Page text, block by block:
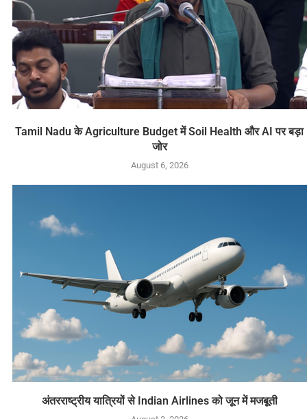
Tamil Nadu के Agriculture Budget में Soil Health और AI पर बड़ा
जोर
August 6, 2026
अंतरराष्ट्रीय यात्रियों से Indian Airlines को जून में मजबूती